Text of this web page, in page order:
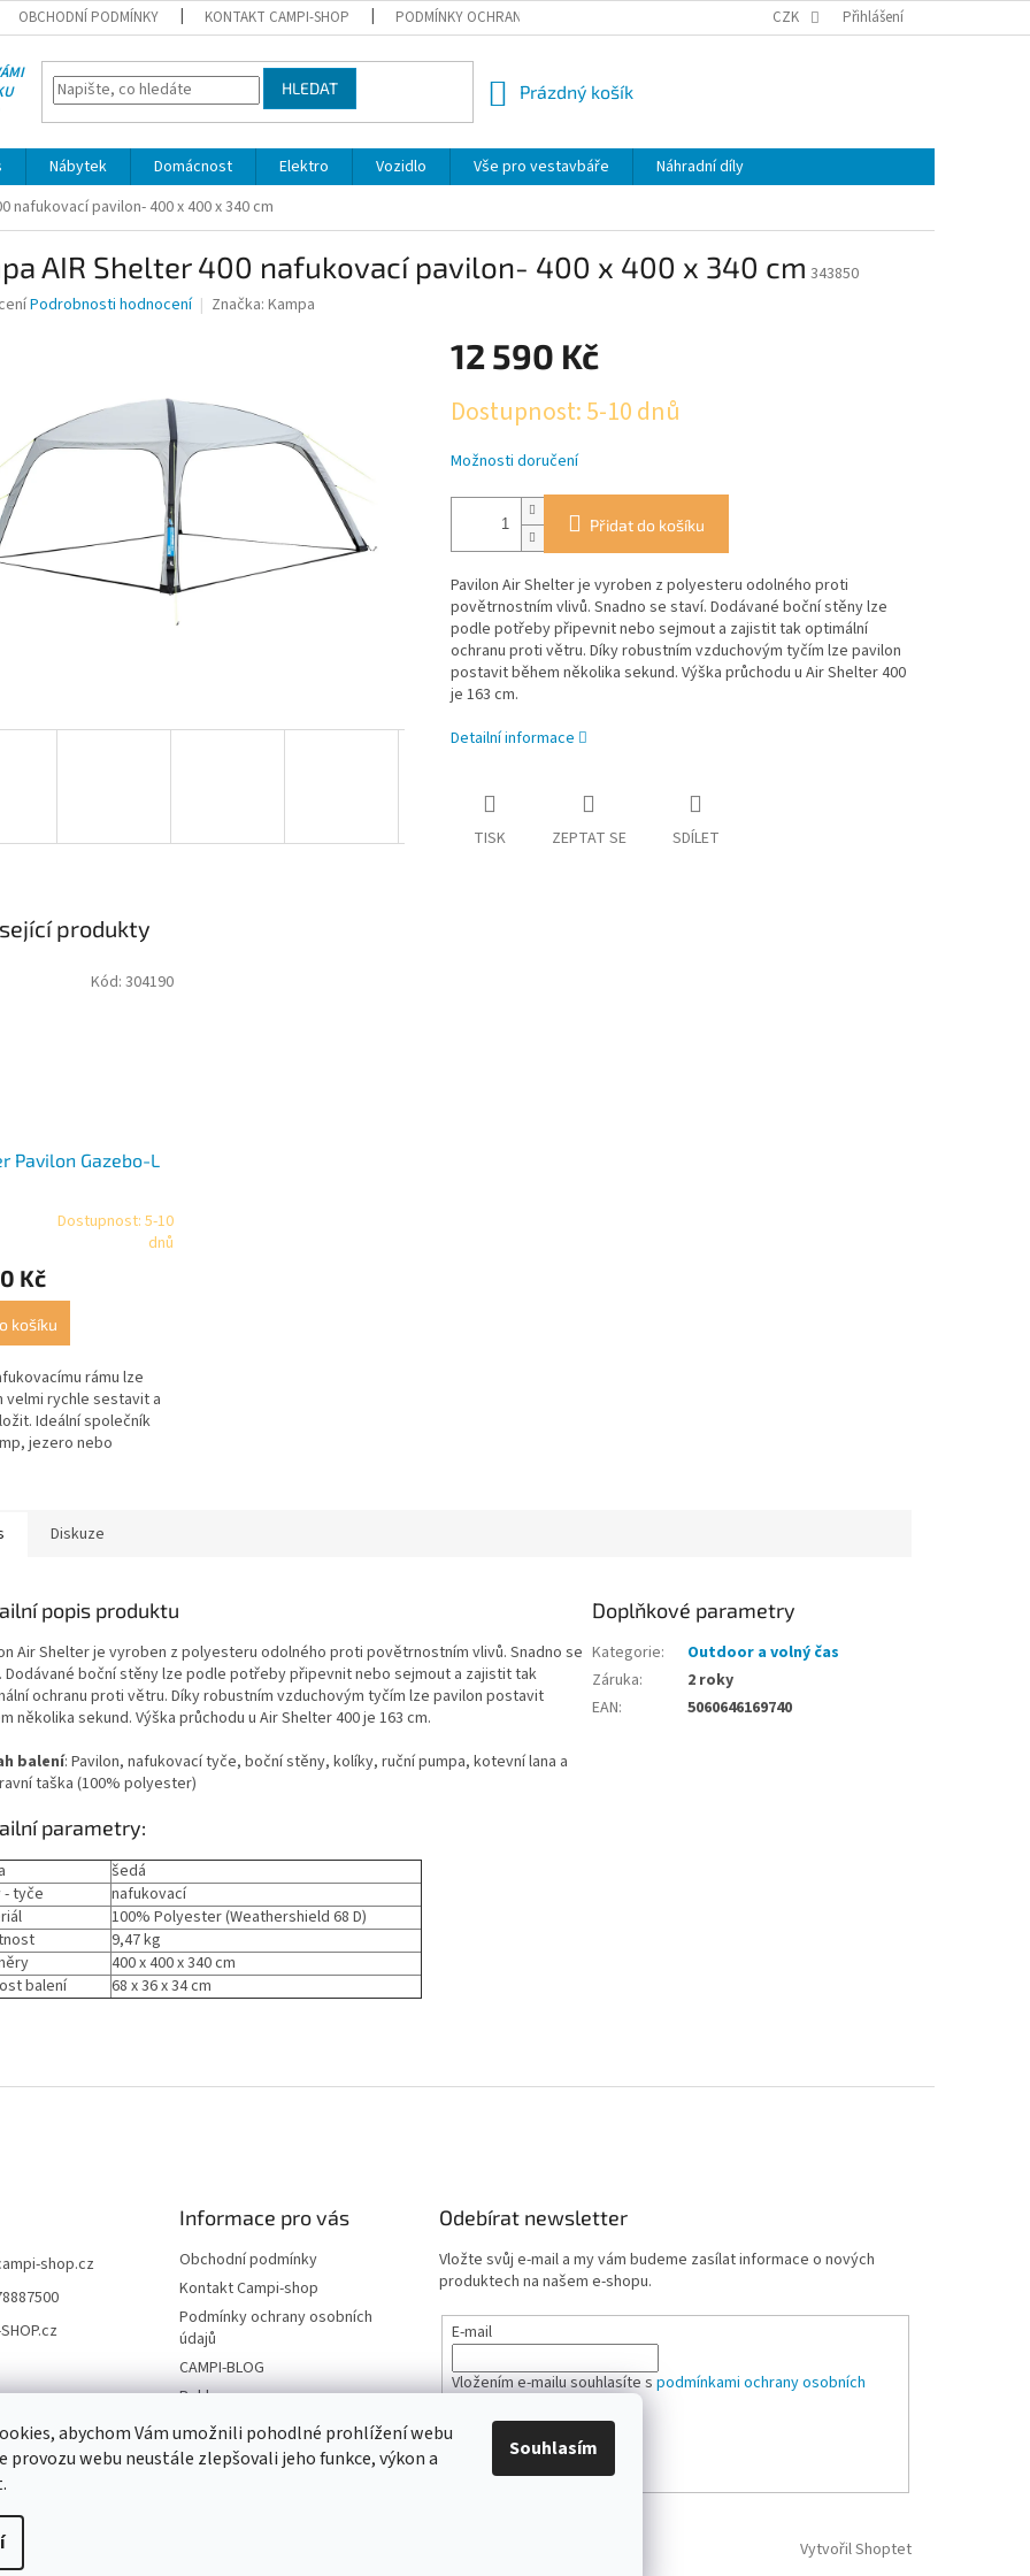
abychom Vám umožnili pohodlné prohlížení webu
provozu webu neustále zlepšovali jeho funkce, výkon a
Souhlasím
OBCHODNÍ PODMÍNKY KONTAKT CAMPI-SHOP PODMÍNKY OCHRANY OSOBNÍCH ÚDAJŮ REKLAMACE
CZK Přihlášení
HLEDAT
NÁKUPNÍ
Prázdný košík
Nábytek Domácnost Elektro Vozidlo Vše pro vestavbáře
Náhradní díly
nafukovací pavilon- 400 x 400 x 340 cm
AIR Shelter 400 nafukovací pavilon- 400 x 400 x 340 cm 343850
Podrobnosti hodnocení Značka: Kampa
12 590 Kč
cena:
Dostupnost: 5-10 dnů
Možnosti doručení
Přidat do košíku
Pavilon Air Shelter je vyroben z polyesteru odolného proti
povětrnostním vlivů. Snadno se staví. Dodávané boční stěny lze
podle potřeby připevnit nebo sejmout a zajistit tak optimální
ochranu proti větru. Díky robustním vzduchovým tyčím lze pavilon
postavit během několika sekund. Výška průchodu u Air Shelter 400
je 163 cm.
Detailní informace
TISK ZEPTAT SE SDÍLET
produkty
Pavilon Gazebo-L
Dostupnost: 5-10
dnů
Kč
košíku
rámu lze
velmi rychle sestavit a
Ideální společník
jezero nebo
Kód: 304190
Diskuze
popis produktu
Air Shelter je vyroben z polyesteru odolného proti povětrnostním vlivů. Snadno se
Dodávané boční stěny lze podle potřeby připevnit nebo sejmout a zajistit tak
ochranu proti větru. Díky robustním vzduchovým tyčím lze pavilon postavit
několika sekund. Výška průchodu u Air Shelter 400 je 163 cm.
balení: Pavilon, nafukovací tyče, boční stěny, kolíky, ruční pumpa, kotevní lana a
taška (100% polyester)
parametry:
šedá
- tyče
nafukovací
100% Polyester (Weathershield 68 D)
9,47 kg
400 x 400 x 340 cm
balení
68 x 36 x 34 cm
Doplňkové parametry
Kategorie:
Outdoor a volný čas
Záruka:
2 roky
EAN: 5060646169740
shop.cz
Informace pro vás
Obchodní podmínky
Kontakt Campi-shop
Podmínky ochrany osobních
údajů
CAMPI-BLOG
Reklamace
Vrácení zboží
Odebírat newsletter
Vložte svůj e-mail a my vám budeme zasílat informace o nových
produktech na našem e-shopu.
E-mail
Vložením e-mailu souhlasíte spodmínkami ochrany osobních
PŘIHLÁSIT SE
Vytvořil Shoptet